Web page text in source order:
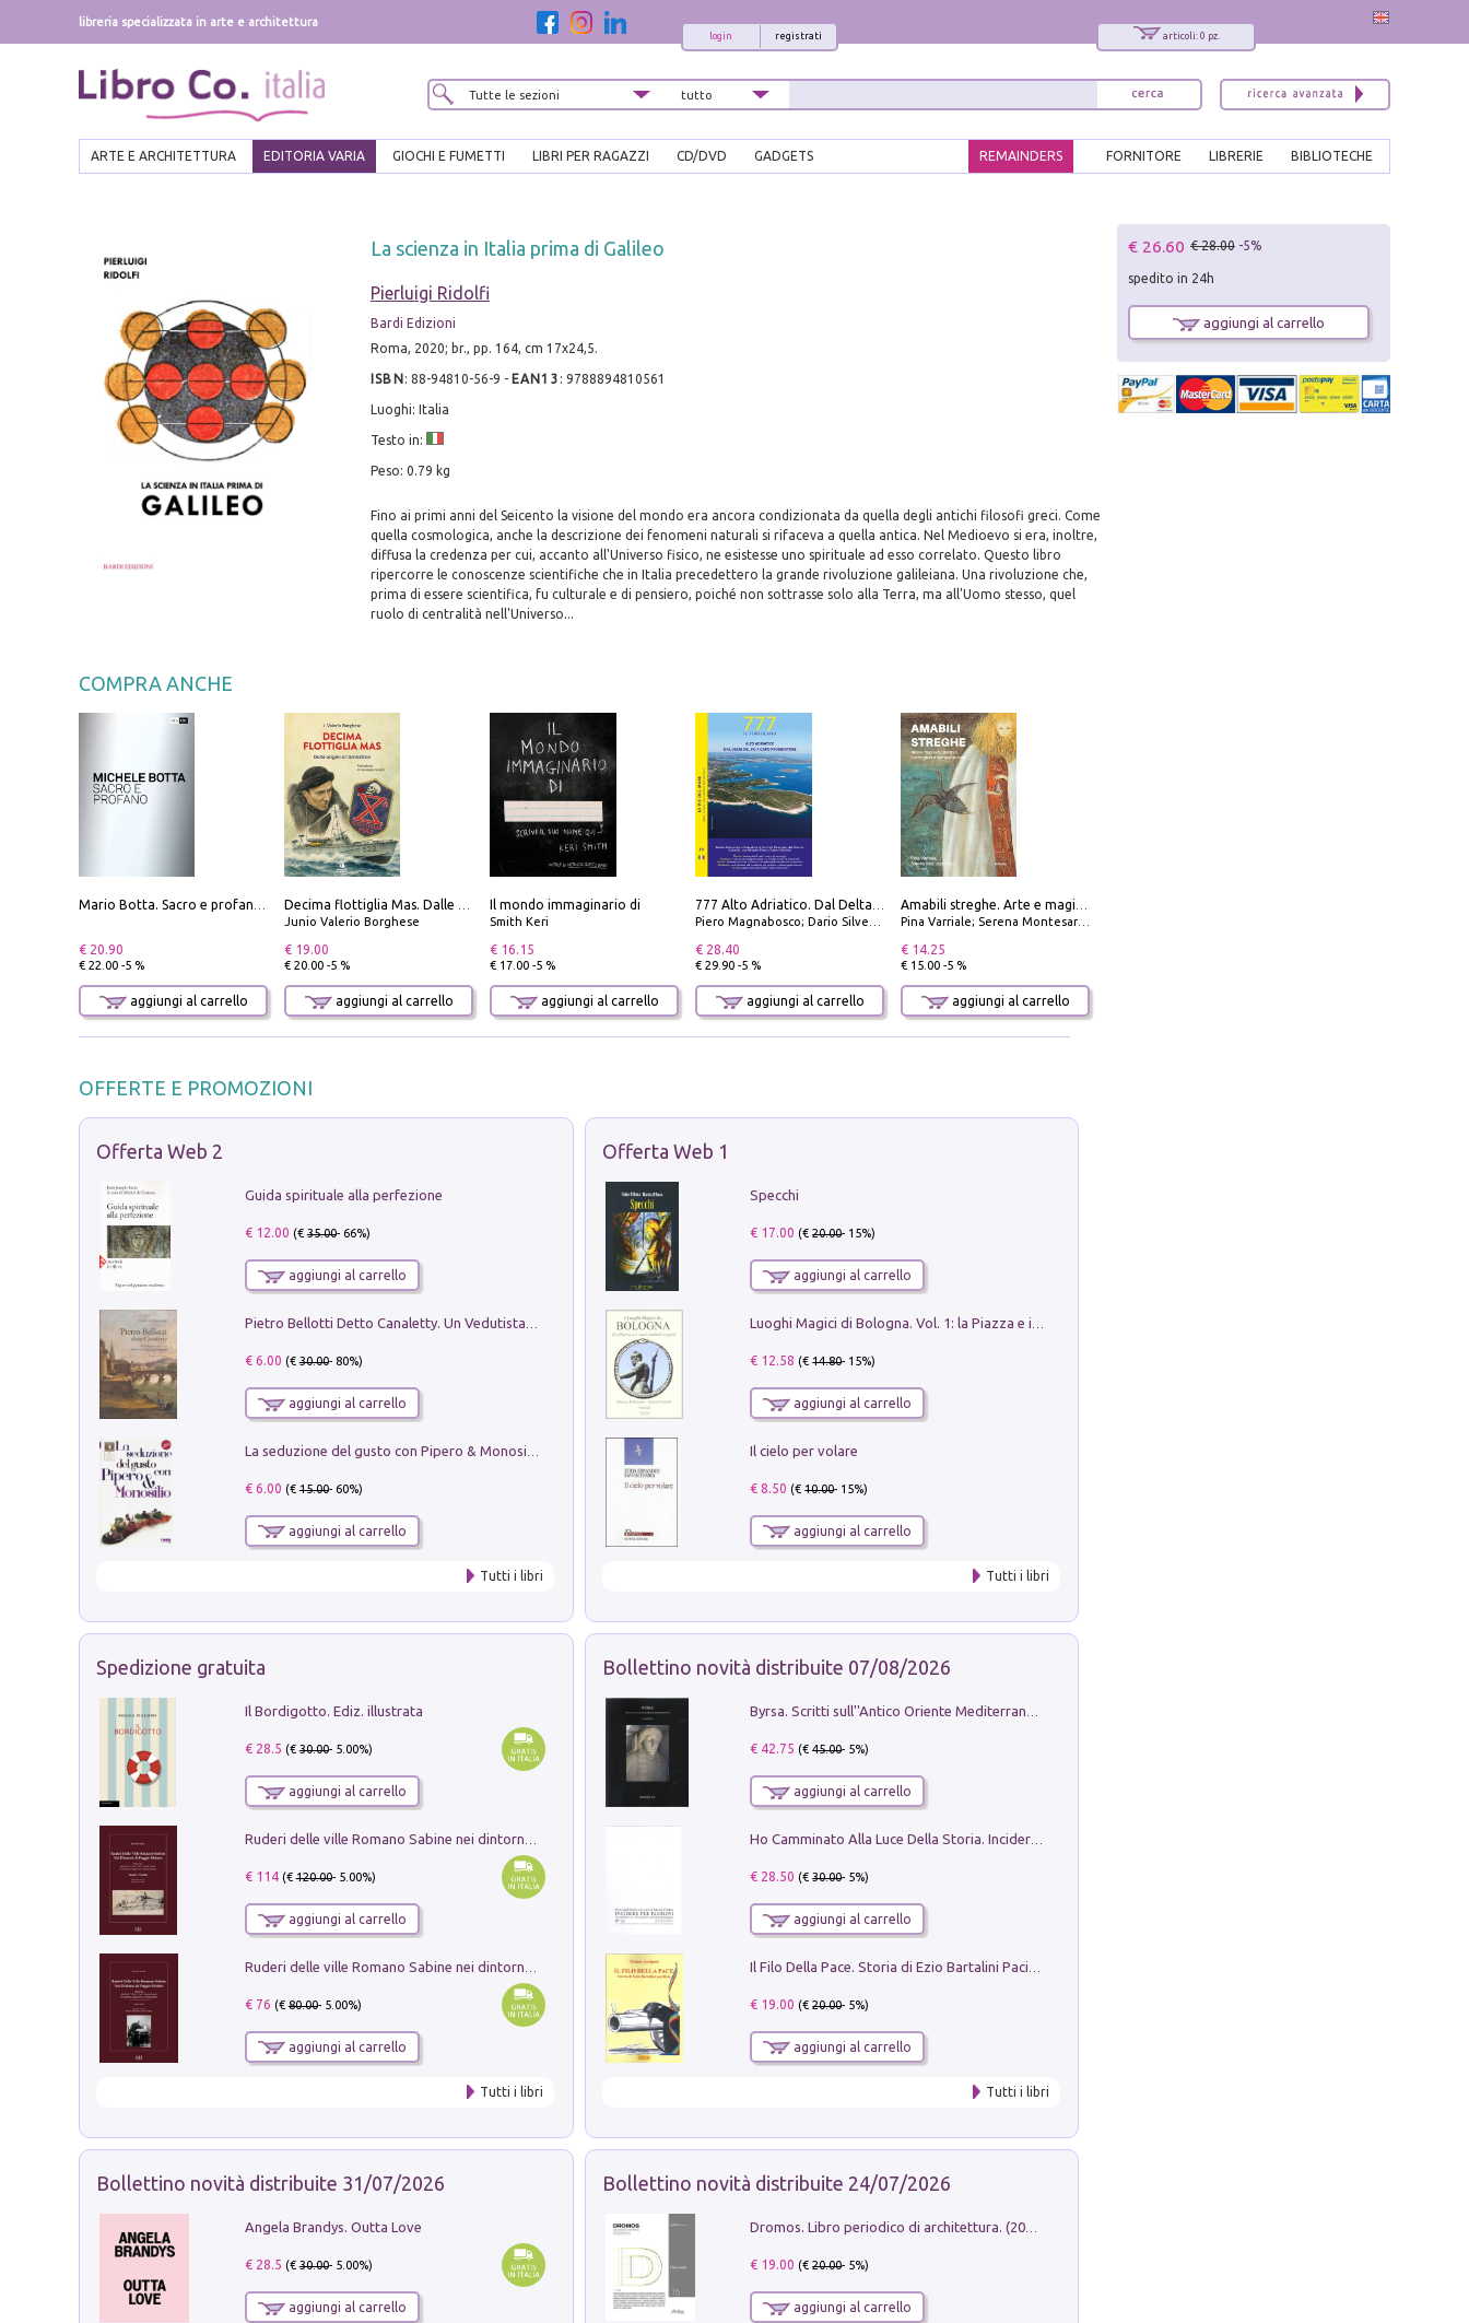
libreria specializzata in arte e architettura
articoli: 0 pz.
registrati
login
ARTE E ARCHITETTURA EDITORIA VARIA GIOCHI E FUMETTI LIBRI PER RAGAZZI CD/DVD GADGETS BIBLIOTECHE
LIBRERIE
FORNITORE
REMAINDERS
La scienza in Italia prima di Galileo
Pierluigi Ridolfi
Bardi Edizioni
Roma, 2020; br., pp. 164, cm 17x24,5.
ISBN : 88-94810-56-9 - EAN13 : 9788894810561
Luoghi: Italia
Testo in:
Peso: 0.79 kg
Fino ai primi anni del Seicento la visione del mondo era ancora condizionata da quella degli antichi filosofi greci. Come
quella cosmologica, anche la descrizione dei fenomeni naturali si rifaceva a quella antica. Nel Medioevo si era, inoltre,
diffusa la credenza per cui, accanto all'Universo fisico, ne esistesse uno spirituale ad esso correlato. Questo libro
ripercorre le conoscenze scientifiche che in Italia precedettero la grande rivoluzione galileiana. Una rivoluzione che,
prima di essere scientifica, fu culturale e di pensiero, poiché non sottrasse solo alla Terra, ma all'Uomo stesso, quel
ruolo di centralità nell'Universo...
COMPRA ANCHE
€ 20.90
€ 22.00 -5 %
aggiungi al carrello
Junio Valerio Borghese
€ 19.00
€ 20.00 -5 %
aggiungi al carrello
Il mondo immaginario di
Smith Keri
€ 16.15
€ 17.00 -5 %
aggiungi al carrello
Piero Magnabosco; Dario Silvestro; Marco Sbrizzi
€ 28.40
€ 29.90 -5 %
aggiungi al carrello
Pina Varriale; Serena Montesarchio
€ 14.25
€ 15.00 -5 %
aggiungi al carrello
OFFERTE E PROMOZIONI
Offerta Web 2
Guida spirituale alla perfezione
€ 12.00 (€35.00- 66%)
aggiungi al carrello
€ 6.00 (€30.00- 80%)
aggiungi al carrello
€ 6.00 (€15.00- 60%)
aggiungi al carrello
Tutti i libri
Offerta Web 1
Specchi
€ 17.00 (€20.00- 15%)
aggiungi al carrello
€ 12.58 (€14.80- 15%)
aggiungi al carrello
Il cielo per volare
€ 8.50 (€10.00- 15%)
aggiungi al carrello
Tutti i libri
Spedizione gratuita
Il Bordigotto. Ediz. illustrata
€ 28.5 (€30.00- 5.00%)
aggiungi al carrello
€ 114(€120.00- 5.00%)
aggiungi al carrello
€ 76 (€80.00- 5.00%)
aggiungi al carrello
Tutti i libri
Bollettino novità distribuite 07/08/2026
€ 42.75 (€45.00- 5%)
aggiungi al carrello
€ 28.50 (€30.00- 5%)
aggiungi al carrello
€ 19.00 (€20.00- 5%)
aggiungi al carrello
Tutti i libri
Bollettino novità distribuite 31/07/2026
Angela Brandys. Outta Love
€ 28.5 (€30.00- 5.00%)
aggiungi al carrello
Bollettino novità distribuite 24/07/2026
€ 19.00 (€20.00- 5%)
aggiungi al carrello
€ 26.60 € 28.00 -5%
spedito in 24h
aggiungi al carrello
x
Interessato ai nostri libri?
Sarai informato delle nostre novità, potrai
comunque cancellarti quando desideri.
modulo di iscrizione